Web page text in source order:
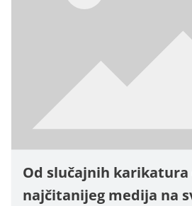
Od slučajnih karikatura
najčitanijeg medija na